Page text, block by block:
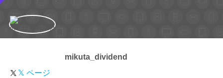
mikuta_dividend
𝕏 ページ